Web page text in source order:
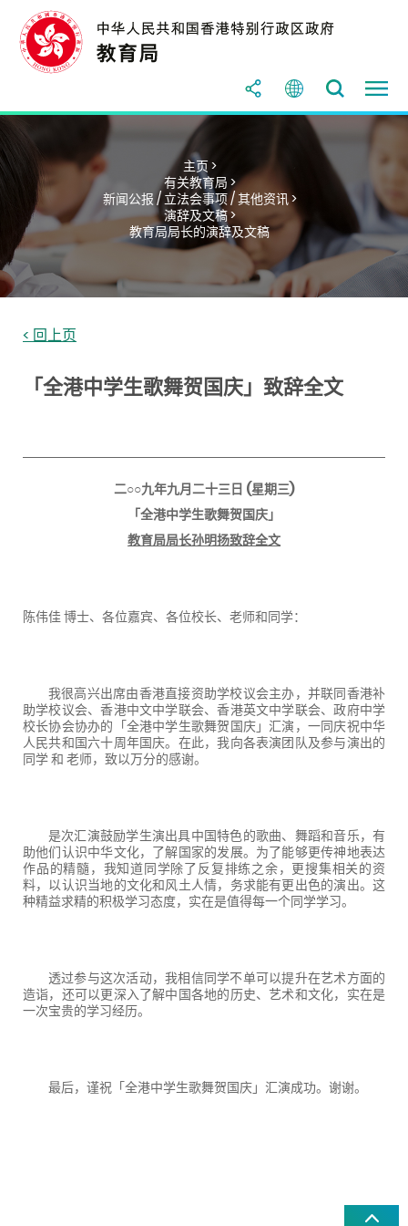
主页 >
有关教育局 >
新闻公报 / 立法会事项 / 其他资讯 >
演辞及文稿 >
教育局局长的演辞及文稿
< 回上页
「全港中学生歌舞贺国庆」致辞全文
二○○九年九月二十三日 (星期三)
「全港中学生歌舞贺国庆」
教育局局长孙明扬致辞全文
陈伟佳博士、各位嘉宾、各位校长、老师和同学：
我很高兴出席由香港直接资助学校议会主办，并联同香港补
助学校议会、香港中文中学联会、香港英文中学联会、政府中学
校长协会协办的「全港中学生歌舞贺国庆」汇演，一同庆祝中华
人民共和国六十周年国庆。在此，我向各表演团队及参与演出的
同学 和 老师，致以万分的感谢。
是次汇演鼓励学生演出具中国特色的歌曲、舞蹈和音乐，有
助他们认识中华文化，了解国家的发展。为了能够更传神地表达
作品的精髓，我知道同学除了反复排练之余，更搜集相关的资
料，以认识当地的文化和风土人情，务求能有更出色的演出。这
种精益求精的积极学习态度，实在是值得每一个同学学习。
透过参与这次活动，我相信同学不单可以提升在艺术方面的
造诣，还可以更深入了解中国各地的历史、艺术和文化，实在是
一次宝贵的学习经历。
最后，谨祝「全港中学生歌舞贺国庆」汇演成功。谢谢。